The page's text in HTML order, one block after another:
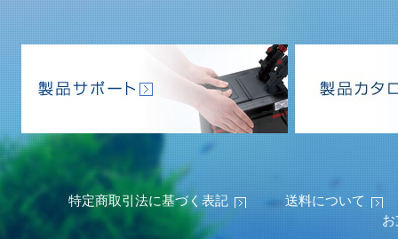
特定商取引法に基づく表記
送料について